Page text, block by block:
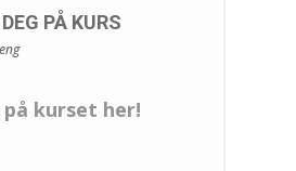
PÅ KURS
på kurset her!